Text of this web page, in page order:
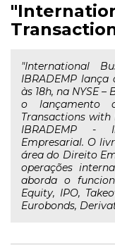
"International
IBRADEMP lança
às 18h, na NYSE –
o lançamento
Transactions with
IBRADEMP -
Empresarial. O
área do Direito
operações
aborda o
Equity, IPO,
Eurobonds,